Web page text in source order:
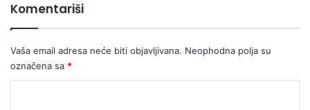
Komentariši
Vaša email adresa neće biti objavljivana. Neophodna polja su
označena sa *